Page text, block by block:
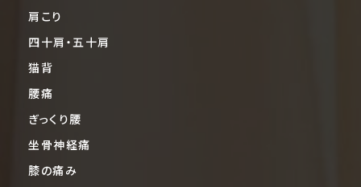
肩こり
四十肩・五十肩
猫背
腰痛
ぎっくり腰
坐骨神経痛
膝の痛み